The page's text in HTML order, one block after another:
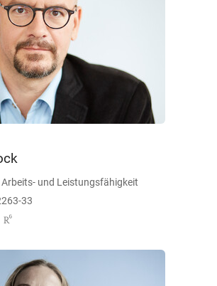
und Leistungsfähigkeit
33